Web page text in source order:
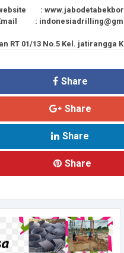
:
:
RT 01/13 No.5 Kel. jatirangga
Share
Share
Share
Share